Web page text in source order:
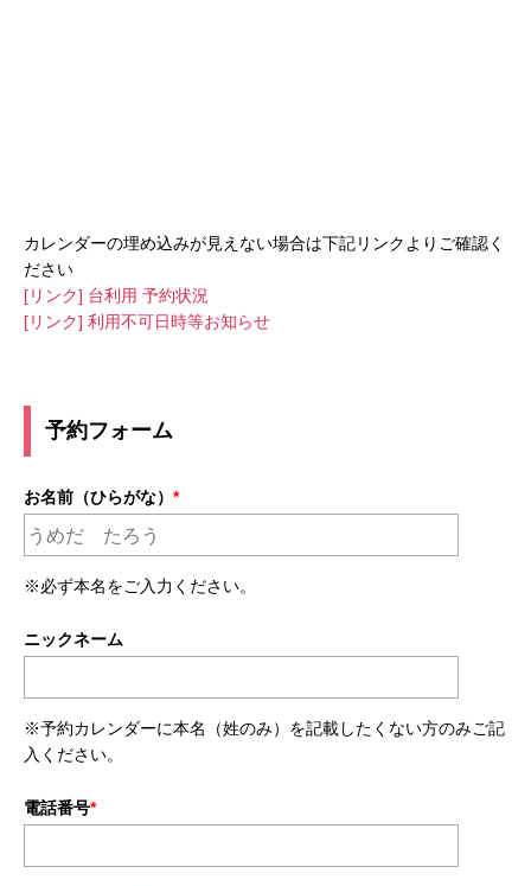
カレンダーの埋め込みが見えない場合は下記リンクよりご確認く
ださい
[リンク] 台利用 予約状況
[リンク] 利用不可日時等お知らせ
予約フォーム
お名前（ひらがな） *
※必ず本名をご入力ください。
ニックネーム
※予約カレンダーに本名（姓のみ）を記載したくない方のみご記
入ください。
電話番号*